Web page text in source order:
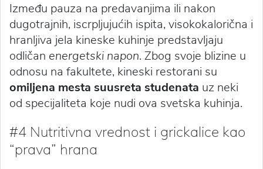
Između pauza na predavanjima ili nakon
dugotrajnih, iscrpljujućih ispita, visokokalorična i
hranljiva jela kineske kuhinje predstavljaju
odličan energetski napon. Zbog svoje blizine u
odnosu na fakultete, kineski restorani su
omiljena mesta suusreta studenata uz neki
od specijaliteta koje nudi ova svetska kuhinja.
#4 Nutritivna vrednost i grickalice kao
“prava” hrana